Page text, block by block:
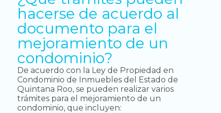
hacerse de acuerdo al
documento para el
mejoramiento de un
condominio?
De acuerdo con la Ley de Propiedad en
Condominio de Inmuebles del Estado de
Quintana Roo, se pueden realizar varios
trámites para el mejoramiento de un
condominio, que incluyen: